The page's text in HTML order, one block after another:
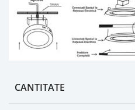
CANTITATE